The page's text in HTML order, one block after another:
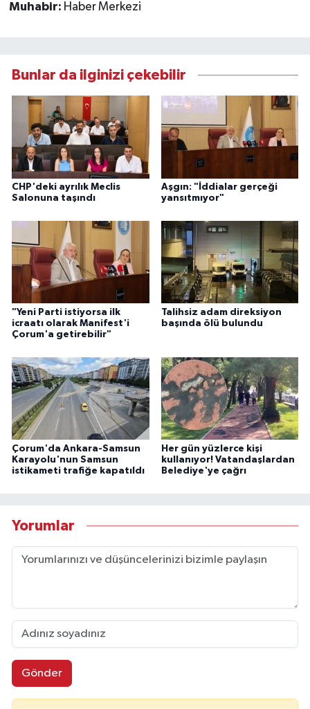
Muhabir: Haber Merkezi
Bunlar da ilginizi çekebilir
CHP'deki ayrılık Meclis
Salonuna taşındı
Aşgın: "İddialar gerçeği
yansıtmıyor"
"Yeni Parti istiyorsa ilk
icraatı olarak Manifest'i
Çorum'a getirebilir"
Talihsiz adam direksiyon
başında ölü bulundu
Çorum'da Ankara-Samsun
Karayolu'nun Samsun
istikameti trafiğe kapatıldı
Her gün yüzlerce kişi
kullanıyor! Vatandaşlardan
Belediye'ye çağrı
Yorumlar
Gönder
Uğurludağ